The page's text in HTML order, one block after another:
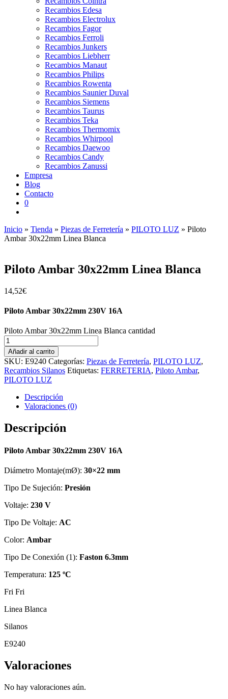
Recambios Edesa
Recambios Electrolux
Recambios Fagor
Recambios Ferroli
Recambios Junkers
Recambios Liebherr
Recambios Manaut
Recambios Philips
Recambios Rowenta
Recambios Saunier Duval
Recambios Siemens
Recambios Taurus
Recambios Teka
Recambios Thermomix
Recambios Whirpool
Recambios Daewoo
Recambios Candy
Recambios Zanussi
Empresa
Blog
Contacto
0
Inicio » Tienda » Piezas de Ferretería » PILOTO LUZ » Piloto
Ambar 30x22mm Linea Blanca
Piloto Ambar 30x22mm Linea Blanca
14,52€
Piloto Ambar 30x22mm 230V 16A
Piloto Ambar 30x22mm Linea Blanca cantidad
Añadir al carrito
SKU: E9240 Categorías: Piezas de Ferretería, PILOTO LUZ,
Recambios Silanos Etiquetas: FERRETERIA, Piloto Ambar,
PILOTO LUZ
Descripción
Valoraciones (0)
Descripción
Piloto Ambar 30x22mm 230V 16A
Diámetro Montaje(mØ): 30×22 mm
Tipo De Sujeción: Presión
Voltaje: 230 V
Tipo De Voltaje: AC
Color: Ambar
Tipo De Conexión (1): Faston 6.3mm
Temperatura: 125 ºC
Fri Fri
Linea Blanca
Silanos
E9240
Valoraciones
No hay valoraciones aún.